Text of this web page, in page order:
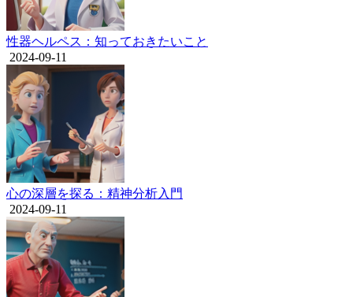
性器ヘルペス：知っておきたいこと
2024-09-11
心の深層を探る：精神分析入門
2024-09-11